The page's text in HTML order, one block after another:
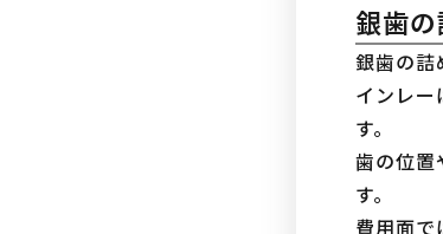
銀歯
銀歯の詰
インレー
す。
歯の位置
す。
費用面で